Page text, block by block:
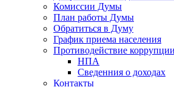
Комиссии Думы
План работы Думы
Обратиться в Думу
График приема населения
Противодействие коррупции
НПА
Сведенния о доходах
Контакты